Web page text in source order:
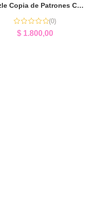
Puzzle Copia de Patrones Caracoles | Lógica y Aprendizaje
(0)
$1.800,00